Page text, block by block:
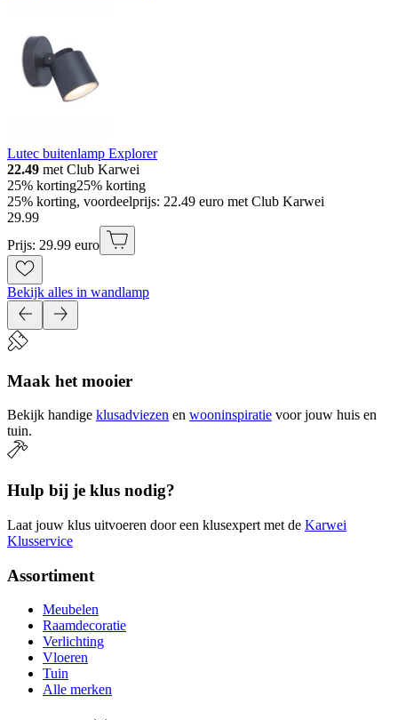
Lutec buitenlamp Explorer
22.49 met Club Karwei
25% korting25% korting
25% korting, voordeelprijs: 22.49 euro met Club Karwei
29.99
Prijs: 29.99 euro
Bekijk alles in wandlamp
Maak het mooier
Bekijk handige klusadviezen en wooninspiratie voor jouw huis en
tuin.
Hulp bij je klus nodig?
Laat jouw klus uitvoeren door een klusexpert met de Karwei
Klusservice
Assortiment
Meubelen
Raamdecoratie
Verlichting
Vloeren
Tuin
Alle merken